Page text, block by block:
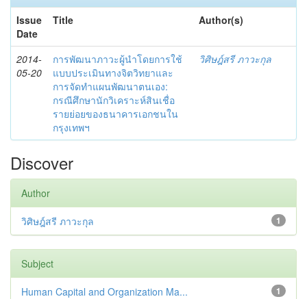
Issue
Date
Title Author(s)
2014-
05-20
การพัฒนาภาวะผู้นำโดยการใช้
แบบประเมินทางจิตวิทยาและ
การจัดทำแผนพัฒนาตนเอง:
กรณีศึกษานักวิเคราะห์สินเชื่อ
รายย่อยของธนาคารเอกชนใน
กรุงเทพฯ
วิศิษฎ์สรี ภาวะกุล
Discover
Author
1
วิศิษฎ์สรี ภาวะกุล
Subject
1
Human Capital and Organization Ma...